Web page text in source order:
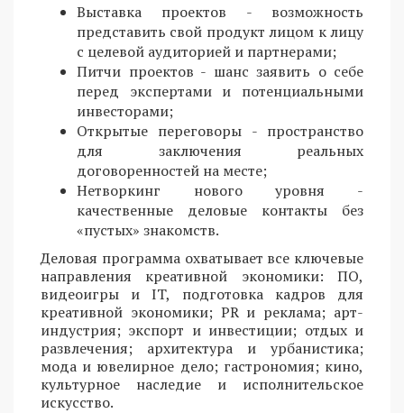
Выставка проектов - возможность
представить свой продукт лицом к лицу
с целевой аудиторией и партнерами;
Питчи проектов - шанс заявить о себе
перед экспертами и потенциальными
инвесторами;
Открытые переговоры - пространство
для заключения реальных
договоренностей на месте;
Нетворкинг нового уровня -
качественные деловые контакты без
«пустых» знакомств.
Деловая программа охватывает все ключевые
направления креативной экономики: ПО,
видеоигры и IT, подготовка кадров для
креативной экономики; PR и реклама; арт-
индустрия; экспорт и инвестиции; отдых и
развлечения; архитектура и урбанистика;
мода и ювелирное дело; гастрономия; кино,
культурное наследие и исполнительское
искусство.